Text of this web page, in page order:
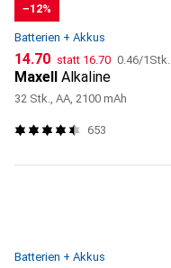
−12%
Batterien + Akkus
CHF
14.70 statt CHF
16.70 CHF
0.46/1Stk.
Maxell Alkaline
32 Stk., AA, 2100 mAh
653
Batterien + Akkus